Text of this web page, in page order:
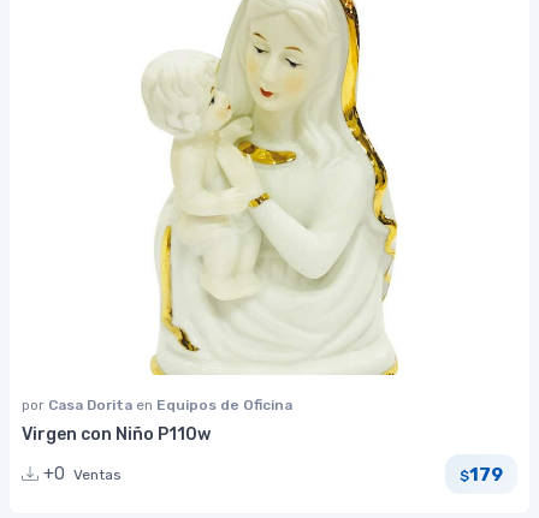
por Casa Dorita en Equipos de Oficina
Virgen con Niño P110w
+0 Ventas $179